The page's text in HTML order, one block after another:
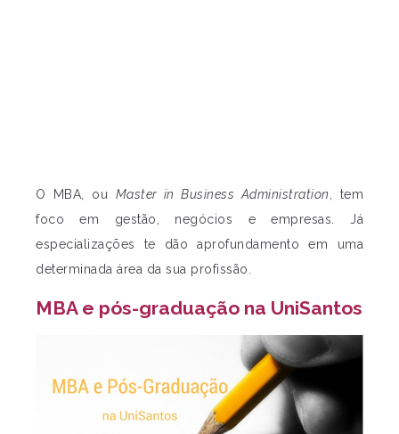
O MBA, ou Master in Business Administration
, tem
foco em gestão, negócios e empresas. Já
especializações te dão aprofundamento em uma
determinada área da sua profissão.
MBA e pós-graduação na UniSantos